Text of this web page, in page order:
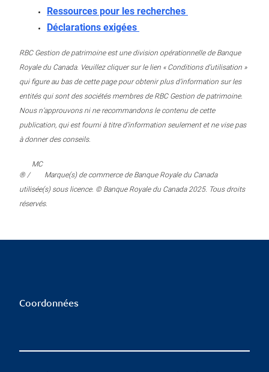
Ressources pour les recherches
Déclarations exigées
RBC Gestion de patrimoine est une division opérationnelle de Banque
Royale du Canada. Veuillez cliquer sur le lien « Conditions d’utilisation »
qui figure au bas de cette page pour obtenir plus d’information sur les
entités qui sont des sociétés membres de RBC Gestion de patrimoine.
Nous n’approuvons ni ne recommandons le contenu de cette
publication, qui est fourni à titre d’information seulement et ne vise pas
à donner des conseils.
® /
MC
Marque(s) de commerce de Banque Royale du Canada
utilisée(s) sous licence. © Banque Royale du Canada 2025. Tous droits
réservés.
Coordonnées